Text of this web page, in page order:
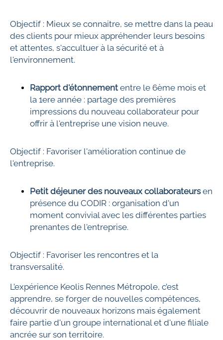
Objectif : Mieux se connaitre, se mettre dans la peau
des clients pour mieux appréhender leurs besoins
et attentes, s'accultuer à la sécurité et à
l'environnement.
Rapport d'étonnement entre le 6ème mois et
la 1ere année : partage des premières
impressions du nouveau collaborateur pour
offrir à l'entreprise une vision neuve.
Objectif : Favoriser l'amélioration continue de
l'entreprise.
Petit déjeuner des nouveaux collaborateursen
présence du CODIR : organisation d'un
moment convivial avec les différentes parties
prenantes de l'entreprise.
Objectif : Favoriser les rencontres et la
transversalité.
L’expérience Keolis Rennes Métropole, c’est
apprendre, se forger de nouvelles compétences,
découvrir de nouveaux horizons mais également
faire partie d'un groupe international et d'une filiale
ancrée sur son territoire.